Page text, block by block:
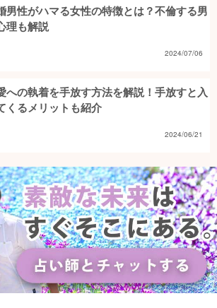
男性がハマる女性の特徴とは？不倫する男
理も解説
2024/07/06
への執着を手放す方法を解説！手放すと入
くるメリットも紹介
2024/06/21